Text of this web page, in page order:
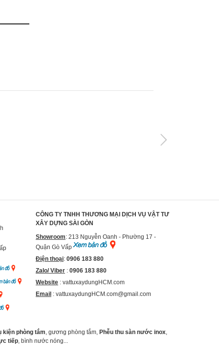
CÔNG TY TNHH THƯƠNG MẠI DỊCH VỤ VẬT TƯ
XÂY DỰNG SÀI GÒN
Showroom: 213 Nguyễn Oanh - Phường 17 -
Quận Gò Vấp
Điện thoại: 0906 183 880
Zalo/ Viber : 0906 183 880
Website : vattuxaydungHCM.com
Email : vattuxaydungHCM.com@gmail.com
kiện phòng tắm, gương phòng tắm, Phễu thu sàn nước inox,
tiếp, bình nước nóng...